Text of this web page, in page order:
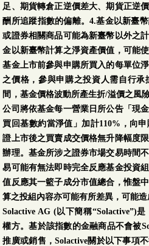
足、期貨轉倉正逆價差大、期貨正逆
酬所追蹤指數的偏離。4.基金以新臺
或證券相關商品可能為新臺幣以外之
金以新臺幣計算之淨資產價值，可能
基金上市前參與申購所買入的每單位
之價格，參與申購之投資人需自行承
間，基金價格波動所產生折/溢價之風
公司將依基金每一營業日所公告「現
買回基數約當淨值」加計110%，向
證上市後之買賣成交價格無升降幅度
辦理。基金所涉之證券市場交易時間
易可能有無法即時完全反應基金投資
值反應其一籃子成分市值總合，惟盤
算之投組內容亦可能有所差異，可能造
Solactive AG (以下簡稱“Solactive”)
權方。基於該指數的金融商品不會被
推廣或銷售，Solactive關於以下事項